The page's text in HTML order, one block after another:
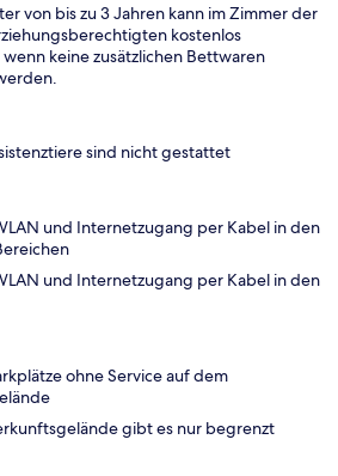
von bis zu 3 Jahren kann im Zimmer der
kostenlos
keine zusätzlichen Bettwaren
sind nicht gestattet
und Internetzugang per Kabel in den
und Internetzugang per Kabel in den
ohne Service auf dem
gibt es nur begrenzt